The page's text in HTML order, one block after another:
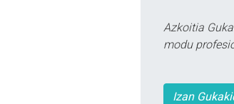
Azkoitia
modu
Izan